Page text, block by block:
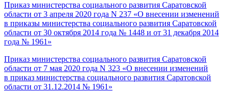
Приказ министерства социального развития Саратовской
области от 3 апреля 2020 года N 237 «О внесении изменений
в приказы министерства социального развития Саратовской
области от 30 октября 2014 года № 1448 и от 31 декабря 2014
года № 1961»
Приказ министерства социального развития Саратовской
области от 7 мая 2020 года N 323 «О внесении изменений
в приказ министерства социального развития Саратовской
области от 31.12.2014 № 1961»